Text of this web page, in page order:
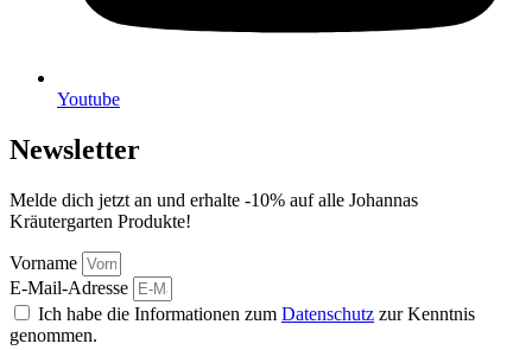
Youtube
Newsletter
Melde dich jetzt an und erhalte -10% auf alle Johannas
Kräutergarten Produkte!
Vorname
E-Mail-Adresse
Ich habe die Informationen zum Datenschutz zur Kenntnis
genommen.